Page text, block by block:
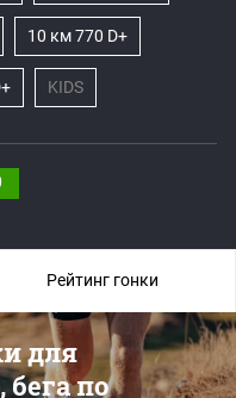
10 км 770 D+
KIDS
для
бега по
Рейтинг гонки